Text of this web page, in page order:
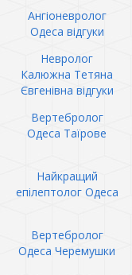
Ангіоневролог
Одеса відгуки
Невролог
Калюжна Тетяна
Євгенівна відгуки
Вертебролог
Одеса Таїрове
Найкращий
епілептолог Одеса
Вертебролог
Одеса Черемушки